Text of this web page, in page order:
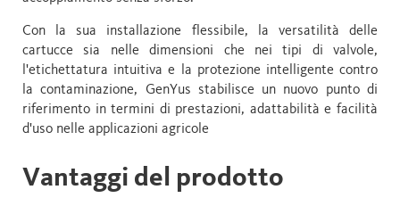
Con la sua installazione flessibile, la versatilità delle
cartucce sia nelle dimensioni che nei tipi di valvole,
l'etichettatura intuitiva e la protezione intelligente contro
la contaminazione, GenYus stabilisce un nuovo punto di
riferimento in termini di prestazioni, adattabilità e facilità
d'uso nelle applicazioni agricole
Vantaggi del prodotto